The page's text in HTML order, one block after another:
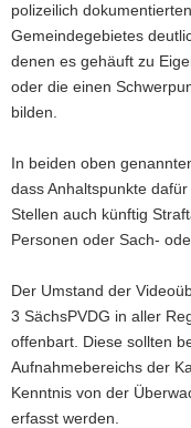
polizeilich
Gemeindegebietes
denen es gehäuft zu
oder die einen
bilden.
In beiden oben
dass Anhaltspunkte
Stellen auch künftig
Personen oder Sach-
Der Umstand der
3 SächsPVDG in aller
offenbart. Diese sollten
Aufnahmebereichs der
Kenntnis von der
erfasst werden.